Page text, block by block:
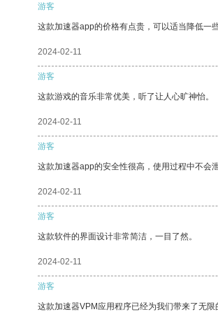
游客
这款加速器app的价格有点贵，可以适当降低一
2024-02-11
游客
这款游戏的音乐非常优美，听了让人心旷神怡。
2024-02-11
游客
这款加速器app的安全性很高，使用过程中不会
2024-02-11
游客
这款软件的界面设计非常简洁，一目了然。
2024-02-11
游客
这款加速器VPM应用程序已经为我们带来了无限